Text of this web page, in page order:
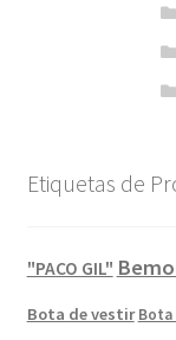
Etiquetas de
"PACO GIL"
Bota de vestir Bota